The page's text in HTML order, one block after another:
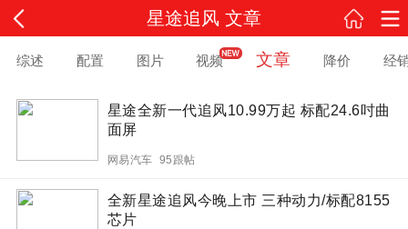
星途追风 文章
综述 配置 图片 视频 文章 降价 经
星途全新一代追风10.99万起 标配24.6吋曲
面屏
网易汽车 95跟帖
全新星途追风今晚上市 三种动力/标配8155
芯片